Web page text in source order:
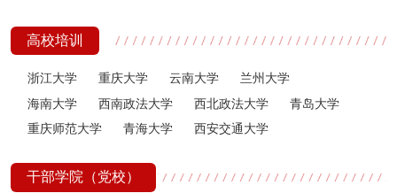
高校培训
浙江大学 重庆大学 云南大学
兰州大学
海南大学
西南政法大学 西北政法大学
青岛大学
重庆师范大学
青海大学 西安交通大学
干部学院（党校）